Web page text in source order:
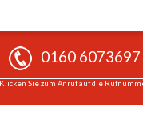
0160 6073697
Klicken Sie zum Anruf auf die